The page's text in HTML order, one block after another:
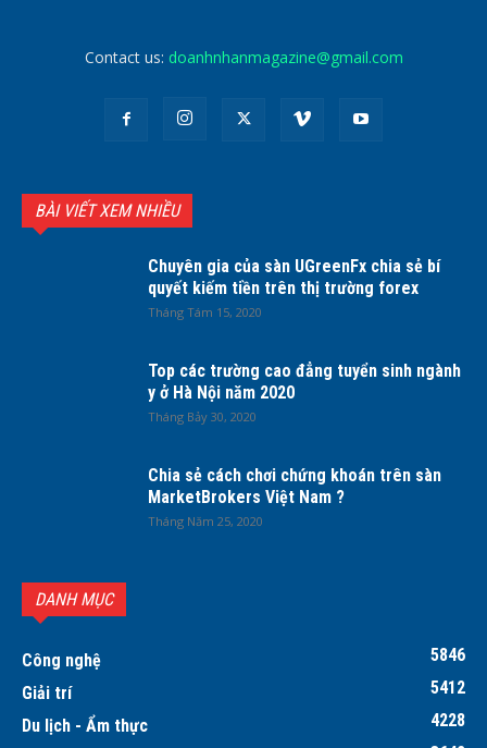
Contact us: doanhnhanmagazine@gmail.com
BÀI VIẾT XEM NHIỀU
Chuyên gia của sàn UGreenFx chia sẻ bí
quyết kiếm tiền trên thị trường forex
Tháng Tám 15, 2020
Top các trường cao đẳng tuyển sinh ngành
y ở Hà Nội năm 2020
Tháng Bảy 30, 2020
Chia sẻ cách chơi chứng khoán trên sàn
MarketBrokers Việt Nam ?
Tháng Năm 25, 2020
DANH MỤC
Công nghệ
5846
Giải trí
5412
Du lịch - Ẩm thực
4228